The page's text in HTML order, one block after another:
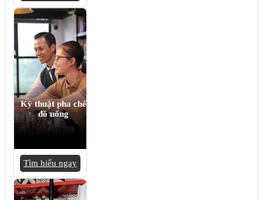
Kỹ thuật pha chế
đồ uống
Tìm hiểu ngay